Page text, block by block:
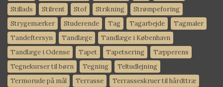
Stillads
Stilrent Stof Strikning
Strømpeforing
Strygemærker
Studerende Tag Tagarbejde
Tagmaler
Tandeftersyn
Tandlæge
Tandlæge i København
Tandlæge i Odense
Tapet Tapetsering
Tæpperens
Tegnekurser til børn
Tegning
Teltudlejning
Termorude på mål
Terrasse
Terrasseskruer til hårdttræ